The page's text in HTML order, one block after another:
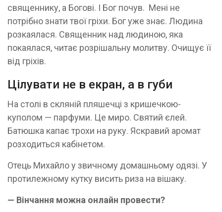
священнику, а Богові. І Бог почув. Мені не
потрібно знати твої гріхи. Бог уже знає. Людина
розкаялася. Священник над людиною, яка
покаялася, читає розрішальну молитву. Очищує її
від гріхів.
Цілувати не в екран, а в губи
На столі в скляній пляшечці з кришечкою-
куполом — парфуми. Це миро. Святий єлей.
Батюшка капає трохи на руку. Яскравий аромат
розходиться кабінетом.
Отець Михайло у звичному домашньому одязі. У
протилежному кутку висить риза на вішаку.
— Вінчання можна онлайн провести?